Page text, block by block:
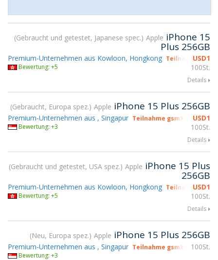
Gebraucht und getestet, Japanese spec. Apple iPhone 15
Plus 256GB
USD1
100St.
Premium-Unternehmen aus Kowloon, Hongkong Teilnahme
Bewertung: +5
Details
Gebraucht, Europa spez. Apple iPhone 15 Plus 256GB
USD1
100St.
Premium-Unternehmen aus , Singapur Teilnahme gsmX Hong
Bewertung: +3
Details
Gebraucht und getestet, USA spez. Apple iPhone 15 Plus
256GB
USD1
100St.
Premium-Unternehmen aus Kowloon, Hongkong Teilnahme
Bewertung: +5
Details
Neu, Europa spez. Apple iPhone 15 Plus 256GB
100St.
Premium-Unternehmen aus , Singapur Teilnahme gsmX Hong
Bewertung: +3